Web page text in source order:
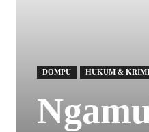
DOMPU HUKUM &